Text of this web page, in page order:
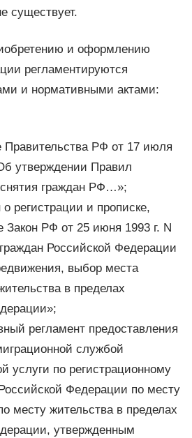
существует.
и оформлению
регламентируются
и нормативными актами:
Правительства РФ от 17 июля
утверждении Правил
граждан РФ…»;
о регистрации и прописке,
Закон РФ от 25 июня 1993 г. N
Российской Федерации
выбор места
в пределах
регламент предоставления
службой
услуги по регистрационному
Федерации по месту
месту жительства в пределах
утвержденным